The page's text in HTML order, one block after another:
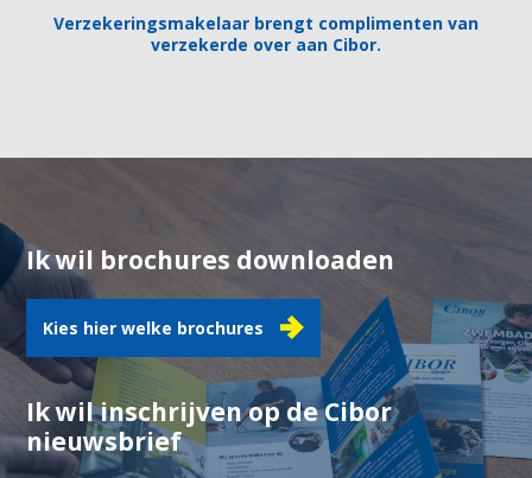
Verzekeringsmakelaar brengt complimenten van
verzekerde over aan Cibor.
Ik wil brochures downloaden
Kies hier welke brochures
Ik wil inschrijven op de Cibor
nieuwsbrief